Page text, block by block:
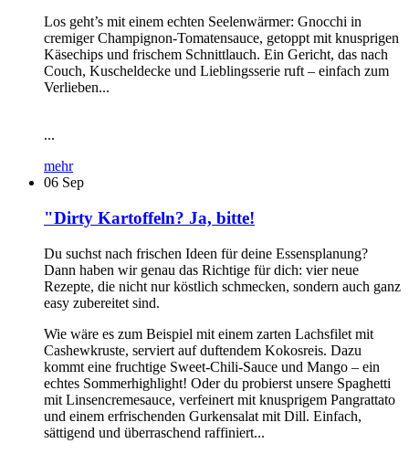
Los geht’s mit einem echten Seelenwärmer: Gnocchi in
cremiger Champignon-Tomatensauce, getoppt mit knusprigen
Käsechips und frischem Schnittlauch. Ein Gericht, das nach
Couch, Kuscheldecke und Lieblingsserie ruft – einfach zum
Verlieben...
...
mehr
06 Sep
"Dirty Kartoffeln? Ja, bitte!
Du suchst nach frischen Ideen für deine Essensplanung?
Dann haben wir genau das Richtige für dich: vier neue
Rezepte, die nicht nur köstlich schmecken, sondern auch ganz
easy zubereitet sind.
Wie wäre es zum Beispiel mit einem zarten Lachsfilet mit
Cashewkruste, serviert auf duftendem Kokosreis. Dazu
kommt eine fruchtige Sweet-Chili-Sauce und Mango – ein
echtes Sommerhighlight! Oder du probierst unsere Spaghetti
mit Linsencremesauce, verfeinert mit knusprigem Pangrattato
und einem erfrischenden Gurkensalat mit Dill. Einfach,
sättigend und überraschend raffiniert...